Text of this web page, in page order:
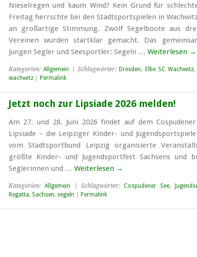
Nieselregen und kaum Wind? Kein Grund für
Freitag herrschte bei den Stadtsportspielen in
an großartige Stimmung. Zwölf Segelboote aus
Vereinen wurden startklar gemacht. Das
jungen Segler und Seesportler: Segeln … Weiterlesen →
Kategorien:Allgemein | Schlagwörter: Dresden, Elbe SC Wachwitz,
wachwitz| Permalink
Jetzt noch zur Lipsiade 2026 melden!
Am 27. und 28. Juni 2026 findet auf dem
Lipsiade – die Leipziger Kinder- und
vom Stadtsportbund Leipzig organisierte
größte Kinder- und Jugendsportfest Sachsens und
Seglerinnen und … Weiterlesen →
Kategorien: Allgemein | Schlagwörter:Cospudener See,
Regatta, Sachsen, segeln Permalink